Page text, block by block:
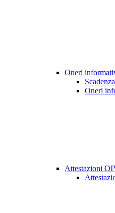
Oneri
Oneri
Attestazioni